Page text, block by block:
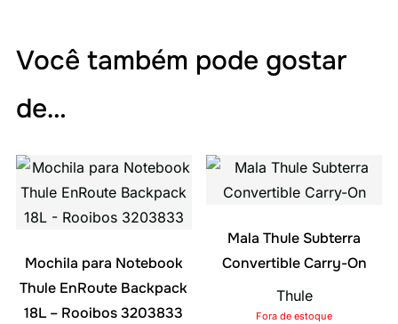
Você também pode gostar
de…
Mochila para Notebook
Thule EnRoute Backpack
18L – Rooibos 3203833
Mala Thule Subterra
Convertible Carry-On
Thule
Fora de estoque